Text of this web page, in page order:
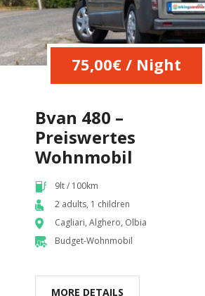
75,00€ / Night
Bvan 480 –
Preiswertes
Wohnmobil
9lt / 100km
2 adults, 1 children
Cagliari, Alghero, Olbia
Budget-Wohnmobil
MORE DETAILS